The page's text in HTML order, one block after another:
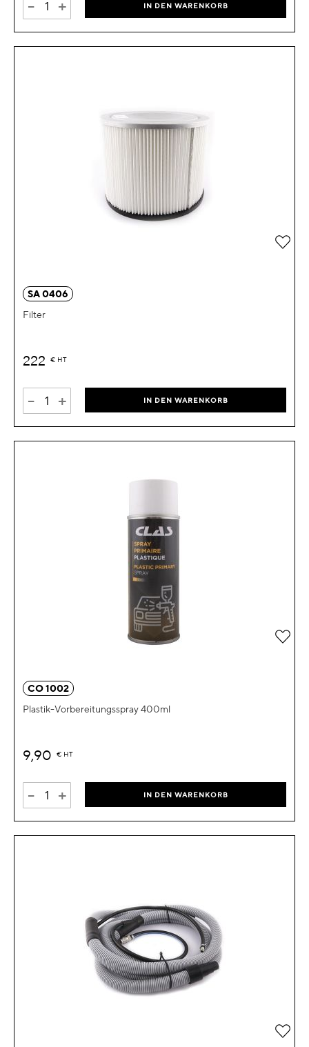
- + IN DEN WARENKORB
SA 0406
Filter
222 € HT
- + IN DEN WARENKORB
Zur
CO 1002
Plastik-Vorbereitungsspray 400ml
9,90 € HT
- + IN DEN WARENKORB
Zur
Zur